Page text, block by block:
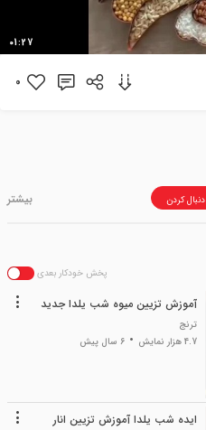
پخش
01:27
0
دنبال کردن
پخش خودکار بعدی
آموزش تزیین میوه شب یلدا جدید
ترنج
4.7 هزار نمایش
6 سال پیش
ایده شب یلدا آموزش تزیین انار